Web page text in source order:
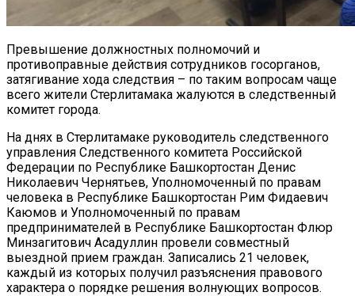
Превышение должностных полномочий и
противоправные действия сотрудников госорганов,
затягивание хода следствия – по таким вопросам чаще
всего жители Стерлитамака жалуются в следственный
комитет города.
На днях в Стерлитамаке руководитель следственного
управления Следственного комитета Российской
Федерации по Республике Башкортостан Денис
Николаевич Чернятьев, Уполномоченный по правам
человека в Республике Башкортостан Рим Фидаевич
Каюмов и Уполномоченный по правам
предпринимателей в Республике Башкортостан Флюр
Минзагитович Асадуллин провели совместный
выездной прием граждан. Записались 21 человек,
каждый из которых получил разъяснения правового
характера о порядке решения волнующих вопросов.